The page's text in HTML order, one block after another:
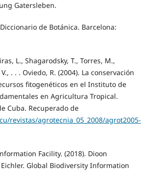
Gatersleben.
Diccionario de Botánica. Barcelona:
L., Shagarodsky, T., Torres, M.,
. . . Oviedo, R. (2004). La conservación
fitogenéticos en el Instituto de
en Agricultura Tropical.
Cuba. Recuperado de
revistas/agrotecnia_05_2008/agrot2005-
Facility. (2018). Dioon
Global Biodiversity Information